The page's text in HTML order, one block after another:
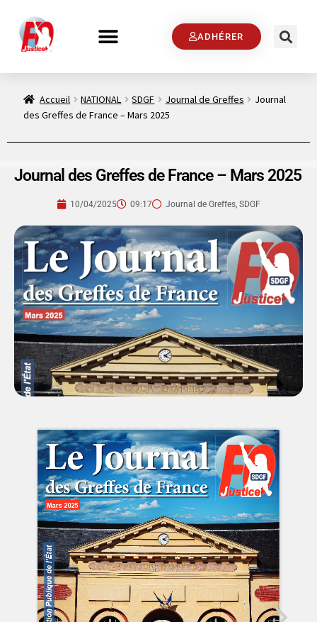
ADHÉRER
Accueil NATIONAL SDGF Journal de Greffes
Journal
des Greffes de France – Mars 2025
Journal des Greffes de France – Mars 2025
10/04/2025 09:17 Journal de Greffes, SDGF